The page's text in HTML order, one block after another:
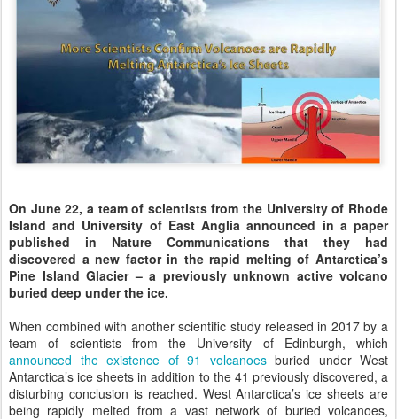
On June 22, a team of scientists from the University of Rhode
Island and University of East Anglia announced in a paper
published in Nature Communications that they had
discovered a new factor in the rapid melting of Antarctica’s
Pine Island Glacier – a previously unknown active volcano
buried deep under the ice.
When combined with another scientific study released in 2017 by a
team of scientists from the University of Edinburgh, which
announced the existence of 91 volcanoesburied under West
Antarctica’s ice sheets in addition to the 41 previously discovered, a
disturbing conclusion is reached. West Antarctica’s ice sheets are
being rapidly melted from a vast network of buried volcanoes,